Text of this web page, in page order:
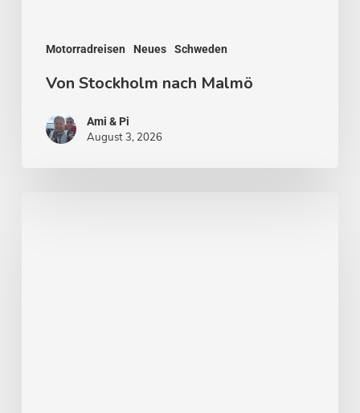
Motorradreisen Neues Schweden
Von Stockholm nach Malmö
Ami & Pi
August 3, 2026